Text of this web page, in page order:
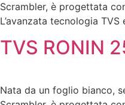
Scrambler, è progettata
L’avanzata tecnologia TVS
TVS RONIN
Nata da un foglio bianco,